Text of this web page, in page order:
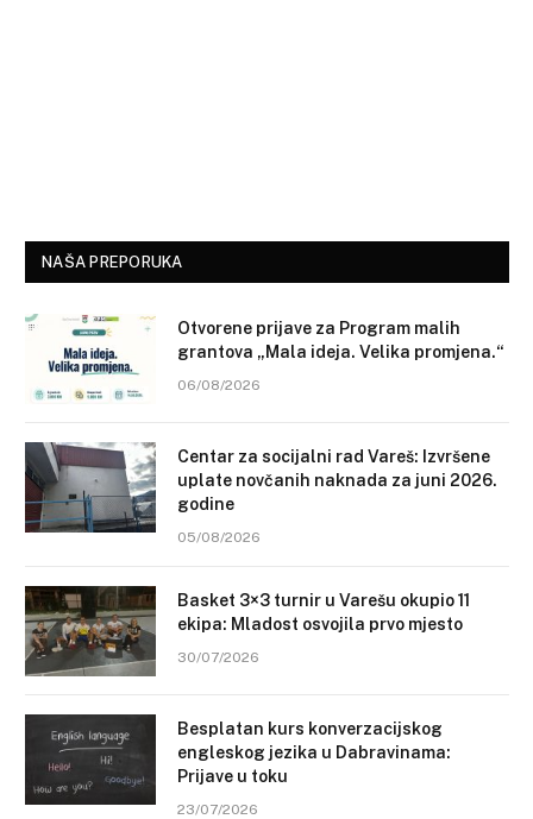
NAŠA PREPORUKA
Otvorene prijave za Program malih
grantova „Mala ideja. Velika promjena.“
06/08/2026
Centar za socijalni rad Vareš: Izvršene
uplate novčanih naknada za juni 2026.
godine
05/08/2026
Basket 3×3 turnir u Varešu okupio 11
ekipa: Mladost osvojila prvo mjesto
30/07/2026
Besplatan kurs konverzacijskog
engleskog jezika u Dabravinama:
Prijave u toku
23/07/2026